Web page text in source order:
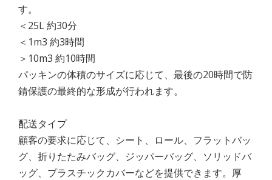
す。
＜25L 約30分
＜1m3 約3時間
＞10m3 約10時間
パッキンの体積のサイズに応じて、最後の20時間で防
錆保護の最終的な形成が行われます。
配送タイプ
顧客の要求に応じて、シート、ロール、フラットバッ
グ、折りたたみバッグ、ジッパーバッグ、ソリッドバ
ッグ、プラスチックカバーなどを提供できます。厚